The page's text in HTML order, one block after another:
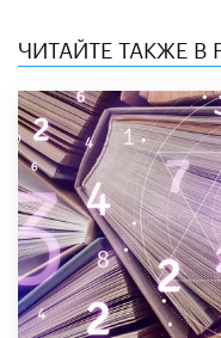
ЧИТАЙТЕ ТАКЖЕ В